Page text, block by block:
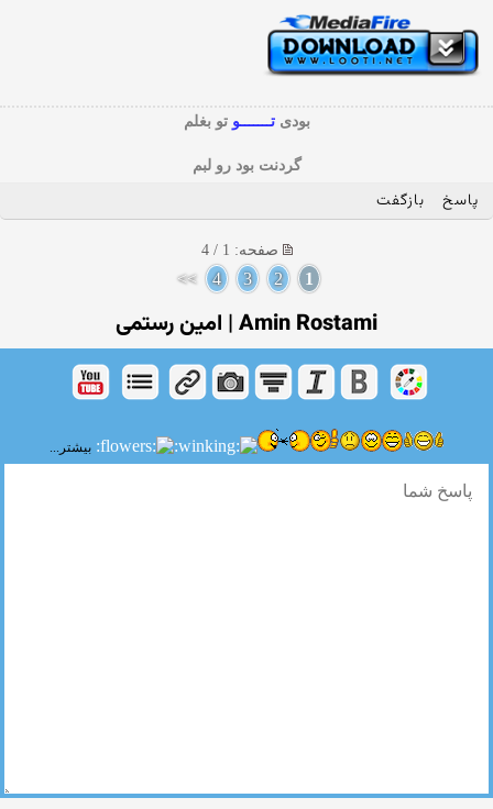
بودیتـــــــوتو بغلم
گردنت بود رو لبم
پاسخ بازگفت
صفحه: 1 / 4
1
2
3
4
>>
Amin Rostami | امین رستمی
بیشتر...